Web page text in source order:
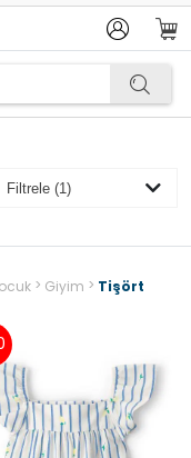
> Giyim > Tişört